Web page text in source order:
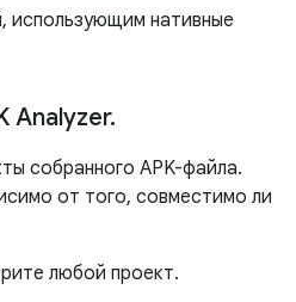
использующим нативные
Analyzer.
собранного APK-файла.
от того, совместимо ли
любой проект.